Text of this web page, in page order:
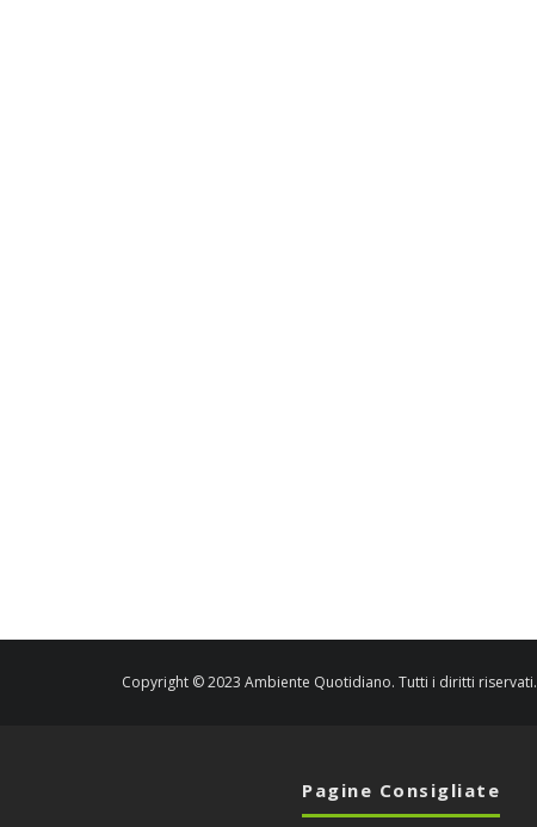
Copyright © 2023 Ambiente Quotidiano. Tutti i diritti riservati.
Pagine Consigliate